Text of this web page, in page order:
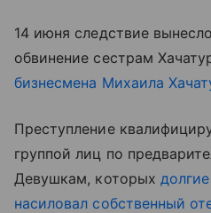
14 июня следствие
обвинение сестрам
бизнесмена Михаила
Преступление
группой лиц по
Девушкам, которых
насиловал собственный